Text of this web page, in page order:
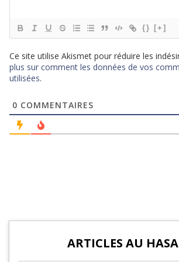
{} [+]
Ce site utilise Akismet pour réduire les
plus sur comment les données de vos
utilisées.
0 COMMENTAIRES
ARTICLES AU